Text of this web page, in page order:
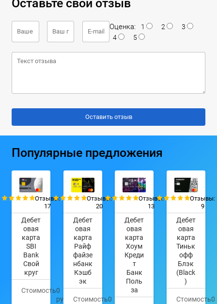
Оставьте свой отзыв
Оценка: 1 2
3
4
5
Популярные предложения
Отзывы:
17
Дебет
овая
карта
SBI
Bank
Свой
круг
Стоимость0
руб.
Отзывы:
20
Дебет
овая
карта
Райф
файзе
нбанк
Кэшб
эк
Стоимость0
Отзывы:
13
Дебет
овая
карта
Хоум
Креди
т
Банк
Поль
за
Отзывы:
9
Дебет
овая
карта
Тиньк
офф
Блэк
(Black
)
Стоимость0